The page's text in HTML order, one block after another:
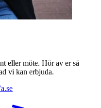
eller möte. Hör av er så
vi kan erbjuda.